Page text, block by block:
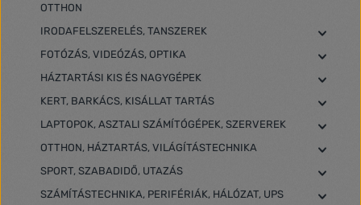
OTTHON
IRODAFELSZERELÉS, TANSZEREK
FOTÓZÁS, VIDEÓZÁS, OPTIKA
HÁZTARTÁSI KIS ÉS NAGYGÉPEK
KERT, BARKÁCS, KISÁLLAT TARTÁS
LAPTOPOK, ASZTALI SZÁMÍTÓGÉPEK, SZERVEREK
OTTHON, HÁZTARTÁS, VILÁGÍTÁSTECHNIKA
SPORT, SZABADIDŐ, UTAZÁS
SZÁMÍTÁSTECHNIKA, PERIFÉRIÁK, HÁLÓZAT, UPS